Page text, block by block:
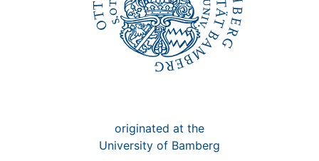
originated at the
University of Bamberg